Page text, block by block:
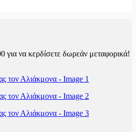
για να κερδίσετε δωρεάν μεταφορικά!